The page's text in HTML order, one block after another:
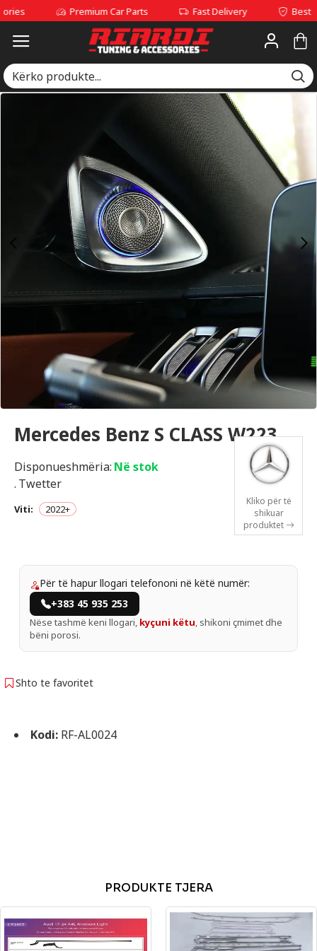
Premium Car Parts Fast Delivery Best
Mercedes Benz S CLASS W223
Disponueshmëria: Në stok
. Twetter
Viti: 2022+
Kliko për të
shikuar
produktet
Për të hapur llogari telefononi në këtë numër:
+383 45 935 253
Nëse tashmë keni llogari, kyçuni këtu, shikoni çmimet dhe
bëni porosi.
Shto te favoritet
Kodi: RF-AL0024
PRODUKTE TJERA